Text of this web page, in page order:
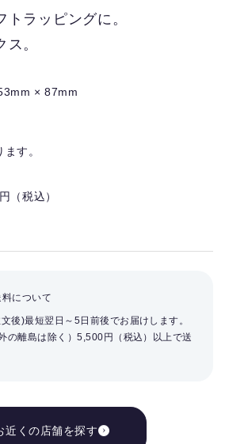
ラッピングに。
。
× 87mm
す。
税込）
について
後)最短翌日～5日前後でお届けします。
の離島は除く）5,500円（税込）以上で送
近くの店舗を探す